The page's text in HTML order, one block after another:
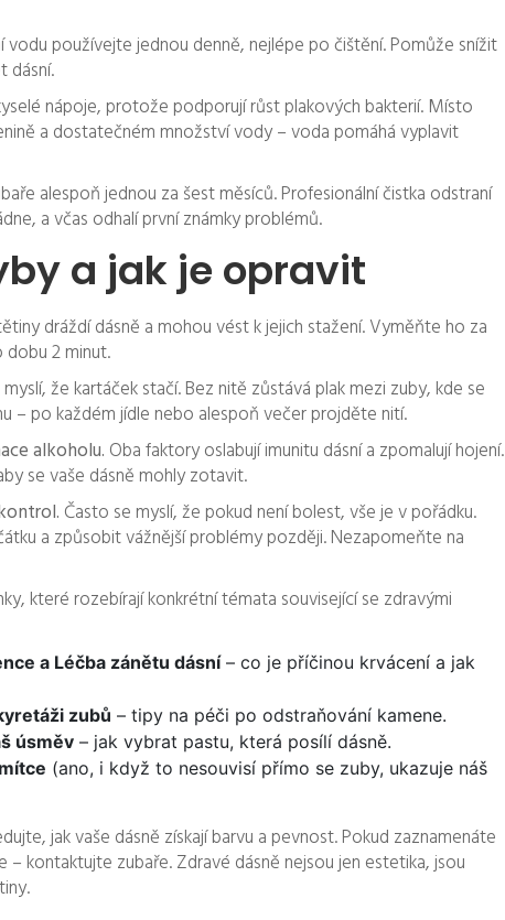
vodu používejte jednou denně, nejlépe po čištění. Pomůže snížit
dásní.
nápoje, protože podporují růst plakových bakterií. Místo
a dostatečném množství vody – voda pomáhá vyplavit
alespoň jednou za šest měsíců. Profesionální čistka odstraní
a včas odhalí první známky problémů.
a jak je opravit
dráždí dásně a mohou vést k jejich stažení. Vyměňte ho za
2 minut.
že kartáček stačí. Bez nitě zůstává plak mezi zuby, kde se
– po každém jídle nebo alespoň večer projděte nití.
alkoholu. Oba faktory oslabují imunitu dásní a zpomalují hojení.
se vaše dásně mohly zotavit.
Často se myslí, že pokud není bolest, vše je v pořádku.
a způsobit vážnější problémy později. Nezapomeňte na
které rozebírají konkrétní témata související se zdravými
a Léčba zánětu dásní– co je příčinou krvácení a jak
zubů – tipy na péči po odstraňování kamene.
úsměv – jak vybrat pastu, která posílí dásně.
(ano, i když to nesouvisí přímo se zuby, ukazuje náš
jak vaše dásně získají barvu a pevnost. Pokud zaznamenáte
kontaktujte zubaře. Zdravé dásně nejsou jen estetika, jsou